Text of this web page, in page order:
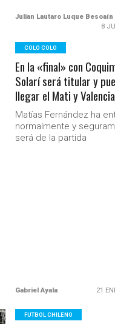
Julian Lautaro Luque Besoaín
8
COLO COLO
En la «final» con
Solarí será titular y
llegar el Mati y Valencia
Matías Fernández ha
normalmente y
será de la partida
Gabriel Ayala 21
FUTBOL CHILENO